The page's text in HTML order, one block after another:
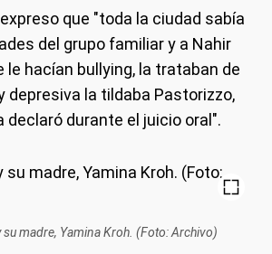
que "toda la ciudad sabía
del grupo familiar y a Nahir
hacían bullying, la trataban de
depresiva la tildaba Pastorizzo,
declaró durante el juicio oral".
su madre, Yamina Kroh. (Foto: Archivo)